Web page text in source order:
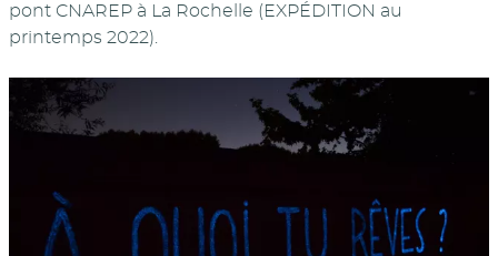
pont CNAREP à La Rochelle (EXPÉDITION au
printemps 2022).